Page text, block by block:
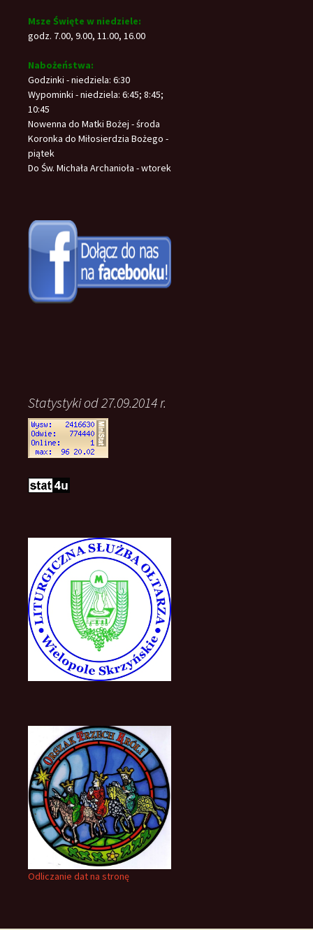
Msze Święte w niedziele:
godz. 7.00, 9.00, 11.00, 16.00
Nabożeństwa:
Godzinki - niedziela: 6:30
Wypominki - niedziela: 6:45; 8:45;
10:45
Nowenna do Matki Bożej - środa
Koronka do Miłosierdzia Bożego -
piątek
Do Św. Michała Archanioła - wtorek
Statystyki od 27.09.2014 r.
Odliczanie dat na stronę